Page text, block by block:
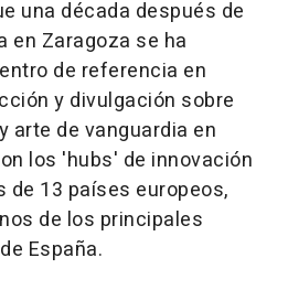
una década después de
en Zaragoza se ha
de referencia en
y divulgación sobre
arte de vanguardia en
los 'hubs' de innovación
de 13 países europeos,
de los principales
España.